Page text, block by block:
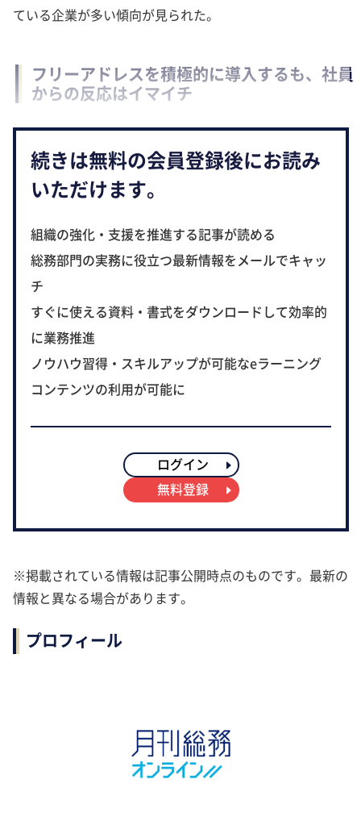
ている企業が多い傾向が見られた。
フリーアドレスを積極的に導入するも、社員
からの反応はイマイチ
続きは無料の会員登録後にお読み
いただけます。
組織の強化・支援を推進する記事が読める
総務部門の実務に役立つ最新情報をメールでキャッ
チ
すぐに使える資料・書式をダウンロードして効率的
に業務推進
ノウハウ習得・スキルアップが可能なeラーニング
コンテンツの利用が可能に
ログイン
無料登録
※掲載されている情報は記事公開時点のものです。最新の
情報と異なる場合があります。
プロフィール